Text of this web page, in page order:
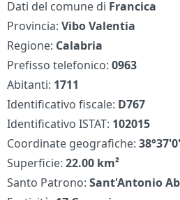
Dati del comune di Francica
Provincia:Vibo Valentia
Regione: Calabria
Prefisso telefonico:0963
Abitanti: 1711
Identificativo fiscale: D767
Identificativo ISTAT: 102015
Coordinate geografiche:
Superficie:22.00 km²
Santo Patrono:Sant'Antonio